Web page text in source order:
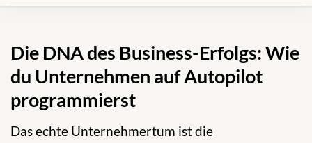
Die DNA des Business-Erfolgs: Wie
du Unternehmen auf Autopilot
programmierst
Das echte Unternehmertum ist die